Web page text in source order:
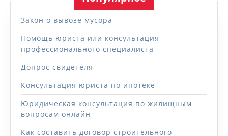
Закон о вывозе мусора
Помощь юриста или консультация
профессионального специалиста
Допрос свидетеля
Консультация юриста по ипотеке
Юридическая консультация по жилищным
вопросам онлайн
Как составить договор строительного